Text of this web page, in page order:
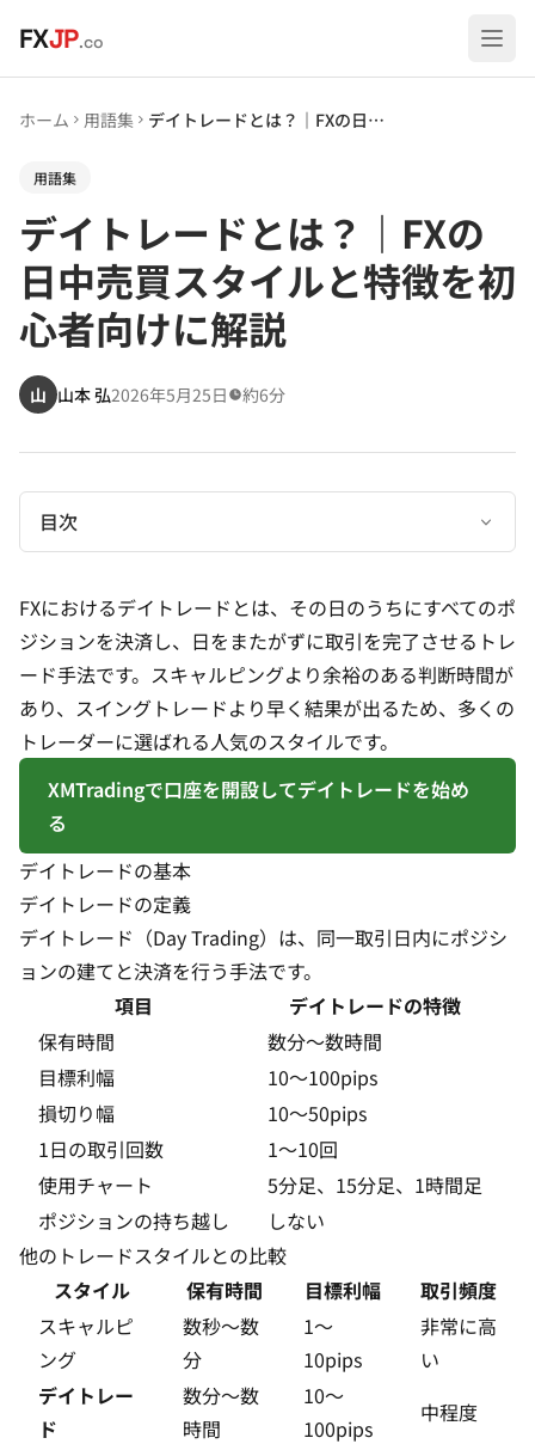
FXJP.co
ホーム 用語集 デイトレードとは？｜FXの日中売買スタイルと特徴を初心者向けに解説
用語集
デイトレードとは？｜FXの
日中売買スタイルと特徴を初
心者向けに解説
山 山本 弘2026年5月25日 約6分
目次
FXにおけるデイトレードとは、その日のうちにすべてのポ
ジションを決済し、日をまたがずに取引を完了させるトレ
ード手法です。スキャルピングより余裕のある判断時間が
あり、スイングトレードより早く結果が出るため、多くの
トレーダーに選ばれる人気のスタイルです。
XMTradingで口座を開設してデイトレードを始め
る
デイトレードの基本
デイトレードの定義
デイトレード（Day Trading）は、同一取引日内にポジシ
ョンの建てと決済を行う手法です。
項目
デイトレードの特徴
保有時間
数分〜数時間
目標利幅
10〜100pips
損切り幅
10〜50pips
1日の取引回数
1〜10回
使用チャート
5分足、15分足、1時間足
ポジションの持ち越し
しない
他のトレードスタイルとの比較
スタイル
保有時間 目標利幅
取引頻度
スキャルピ
ング
数秒〜数
分
1〜
10pips
非常に高
い
デイトレー
ド
数分〜数
時間
10〜
100pips
中程度